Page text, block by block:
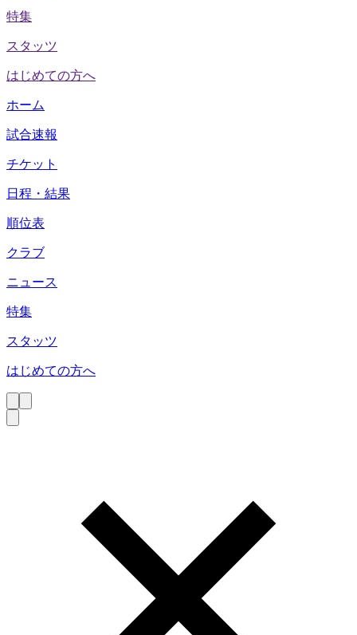
特集
スタッツ
はじめての方へ
ホーム
試合速報
チケット
日程・結果
順位表
クラブ
ニュース
特集
スタッツ
はじめての方へ